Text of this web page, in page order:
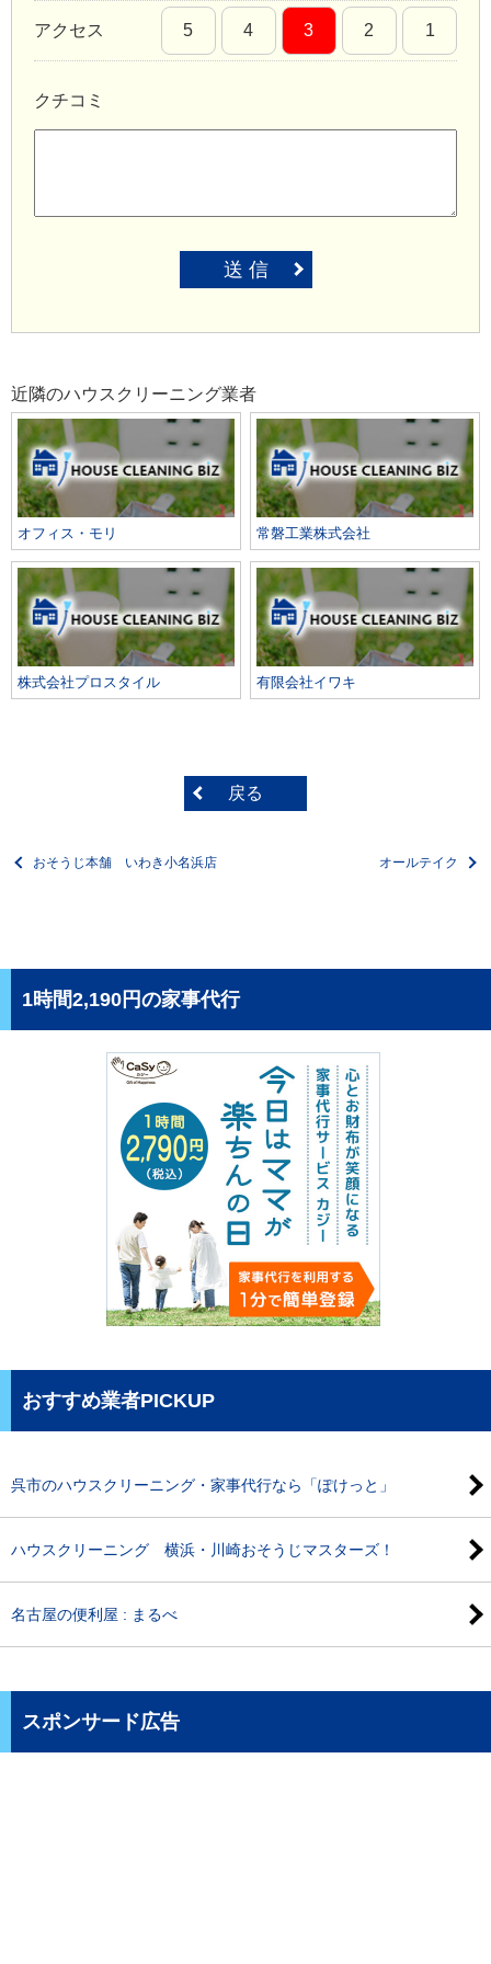
アクセス 5 4 3 2 1
クチコミ
送 信
近隣のハウスクリーニング業者
オフィス・モリ 常磐工業株式会社
株式会社プロスタイル 有限会社イワキ
戻る
おそうじ本舗 いわき小名浜店 オールテイク
1時間2,190円の家事代行
おすすめ業者PICKUP
呉市のハウスクリーニング・家事代行なら「ぽけっと」
ハウスクリーニング 横浜・川崎おそうじマスターズ！
名古屋の便利屋 : まるべ
スポンサード広告